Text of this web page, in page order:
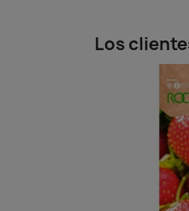
Los